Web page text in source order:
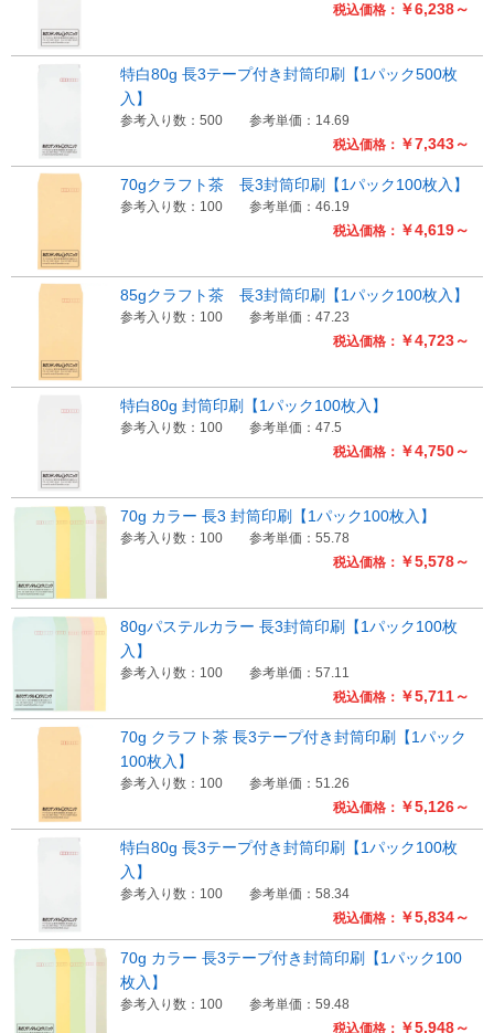
税込価格： ￥6,238～
税込価格： ￥7,343～
特白80g 長3テープ付き封筒印刷【1パック500枚
入】
参考入り数：500 参考単価：14.69
税込価格： ￥4,619～
70gクラフト茶 長3封筒印刷【1パック100枚入】
参考入り数：100 参考単価：46.19
税込価格： ￥4,723～
85gクラフト茶 長3封筒印刷【1パック100枚入】
参考入り数：100 参考単価：47.23
税込価格： ￥4,750～
特白80g 封筒印刷【1パック100枚入】
参考入り数：100 参考単価：47.5
税込価格： ￥5,578～
70g カラー 長3 封筒印刷【1パック100枚入】
参考入り数：100 参考単価：55.78
税込価格： ￥5,711～
80gパステルカラー 長3封筒印刷【1パック100枚
入】
参考入り数：100 参考単価：57.11
税込価格： ￥5,126～
70g クラフト茶 長3テープ付き封筒印刷【1パック
100枚入】
参考入り数：100 参考単価：51.26
税込価格： ￥5,834～
特白80g 長3テープ付き封筒印刷【1パック100枚
入】
参考入り数：100 参考単価：58.34
税込価格： ￥5,948～
70g カラー 長3テープ付き封筒印刷【1パック100
枚入】
参考入り数：100 参考単価：59.48